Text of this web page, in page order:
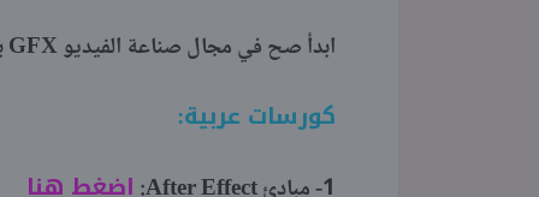
ابدأ صح في مجال صناعة الفيديو GFX ببرنامج Adobe After Effect
كورسات عربية:
اضغط هنا